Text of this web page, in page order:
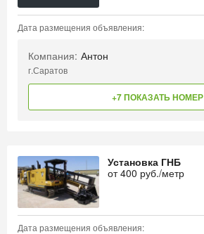
Дата размещения объявления:
Компания: Антон
г.Саратов
+7 ПОКАЗАТЬ НОМЕР
Установка ГНБ
от400 руб./метр
Дата размещения объявления: